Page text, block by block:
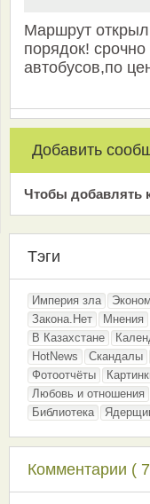
Маршрут
порядок!
автобусов,по
Добавить
Чтобы добавлять
Тэги
Империя зла
Закона.Нет
Мнения
В Казахстане
HotNews
Скандалы
Фотоотчёты
Любовь и отношения
Библиотека
Комментарии (